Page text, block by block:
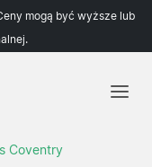
mogą być wyższe lub
Coventry